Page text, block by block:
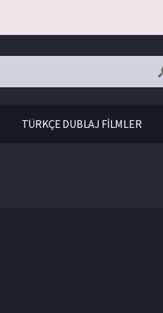
TÜRKÇE DUBLAJ FİLMLER